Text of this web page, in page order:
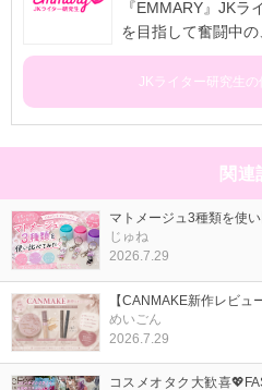
『EMMARY』JK
を目指して奮闘中の
JKライター研究生の
関連
マトメージュ3種類を使
じゅね
2026.7.29
【CANMAKE新作レビュ
めいごん
2026.7.29
コスメオタク大歓喜